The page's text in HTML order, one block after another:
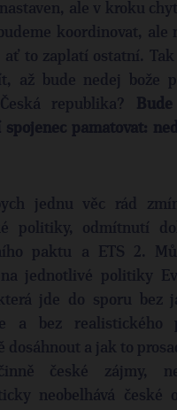
ale v kroku
koordinovat, ale
ať to zaplatí ostatní. Tak
až bude nedej bože
republika?
spojenec pamatovat:
jednu věc rád
politiky, odmítnutí
paktu a ETS 2.
jednotlivé politiky
jde do sporu bez
a bez realistického
dosáhnout a jak to
české zájmy,
neobelhává české